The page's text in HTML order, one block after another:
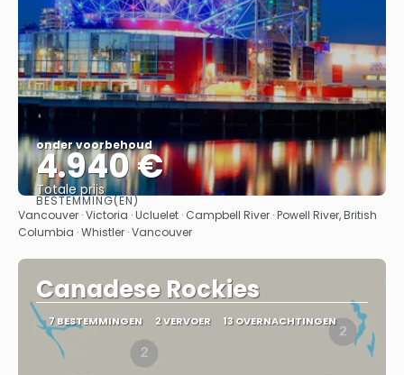
onder voorbehoud
4.940 €
Totale prijs
Bekijk
BESTEMMING(EN)
Vancouver · Victoria · Ucluelet · Campbell River · Powell River, British
Columbia · Whistler · Vancouver
Canadese Rockies
7 BESTEMMINGEN 2 VERVOER 13 OVERNACHTINGEN